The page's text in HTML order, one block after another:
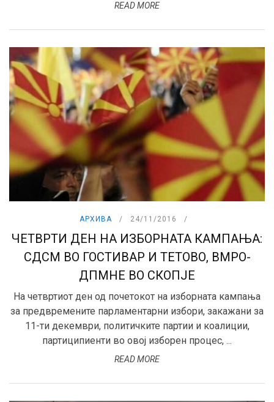
READ MORE
АРХИВА 24/11/2016
ЧЕТВРТИ ДЕН НА ИЗБОРНАТА КАМПАЊА:
СДСМ ВО ГОСТИВАР И ТЕТОВО, ВМРО-
ДПМНЕ ВО СКОПЈЕ
На четвртиот ден од почетокот на изборната кампања
за предвремените парламентарни избори, закажани за
11-ти декември, политичките партии и коалиции,
партиципиенти во овој изборен процес, ...
READ MORE